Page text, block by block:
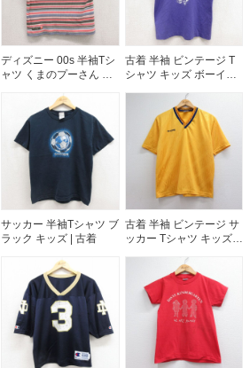
ディズニー 00s 半袖Tシ
ャツ くまのプーさん ピ
古着 半袖 ビンテージ T
シャツ キッズ ボーイズ
ルーネック USA製 パー
プル 26jul17
サッカー 半袖Tシャツ ブ
ラック キッズ | 古着
古着 半袖 ビンテージ サ
ッカー Tシャツ キッズ
80s Vネック USA製 イ
エロー 26aug03